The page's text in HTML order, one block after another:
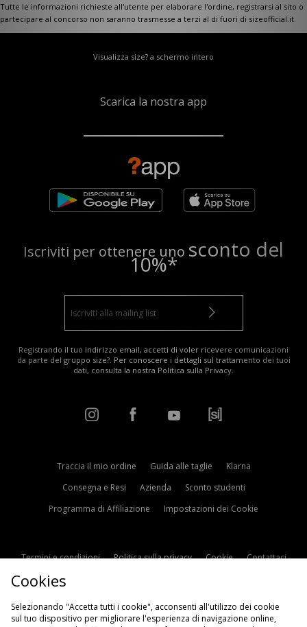
Tutte le informazioni richieste all'utente per elaborare l'ordine, registrarsi al sito o
partecipare al concorso non saranno trasmesse a terzi al di fuori di sizeofficial.it.
Visualizza size? a schermo intero
Scarica la nostra app
Iscriviti per ottenere uno sconto del
10%*
Registrando il tuo indirizzo email, accetti di voler ricevere comunicazioni
da parte del gruppo size?. Per conoscere i dettagli sul trattamento dei tuoi
dati, consulta la nostra Politica sulla Privacy.
Traccia il mio ordine Guida alle taglie
Klarna
Consegna e Resi
Azienda
Sconto studenti
Programma di Affiliazione
Impostazioni dei Cookie
Termini e condizioni Politica sulla privacy Cookie
Contattaci
Cookies
Selezionando "Accetta tutti i cookie", acconsenti all'utilizzo dei cookie
sul tuo dispositivo per migliorare l'esperienza di navigazione online,